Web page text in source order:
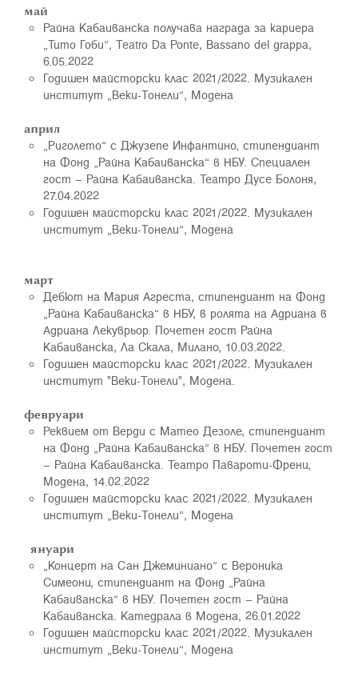
май
Райна Кабаиванска получава награда за кариера
„Тито Гоби“, Teatro Da Ponte, Bassano del grappa,
6.05.2022
Годишен майсторски клас 2021/2022. Музикален
институт „Веки-Тонели“, Модена
април
„Риголето“ с Джузепе Инфантино, стипендиант
на Фонд „Райна Кабаиванска“ в НБУ. Специален
гост – Райна Кабаиванска. Театро Дусе Болоня,
27.04.2022
Годишен майсторски клас 2021/2022. Музикален
институт „Веки-Тонели“, Модена
март
Дебют на Мария Агреста, стипендиант на Фонд
„Райна Кабаиванска“ в НБУ, в ролята на Адриана в
Адриана Лекуврьор. Почетен гост Райна
Кабаиванска, Ла Скала, Милано, 10.03.2022.
Годишен майсторски клас 2021/2022. Музикален
институт "Веки-Тонели", Модена.
февруари
Реквием от Верди с Матео Дезоле, стипендиант
на Фонд „Райна Кабаиванска“ в НБУ. Почетен гост
– Райна Кабаиванска. Театро Павароти-Френи,
Модена, 14.02.2022
Годишен майсторски клас 2021/2022. Музикален
институт „Веки-Тонели“, Модена
януари
„Концерт на Сан Джеминиано“ с Вероника
Симеони, стипендиант на Фонд „Райна
Кабаиванска“ в НБУ. Почетен гост – Райна
Кабаиванска. Катедрала в Модена, 26.01.2022
Годишен майсторски клас 2021/2022. Музикален
институт „Веки-Тонели“, Модена